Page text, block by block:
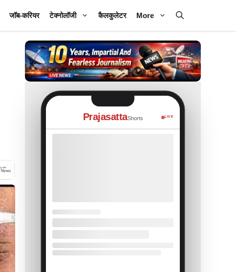
जॉब-करियर टेक्नोलॉजी कैलकुलेटर More
PrajasattaShorts LIVE